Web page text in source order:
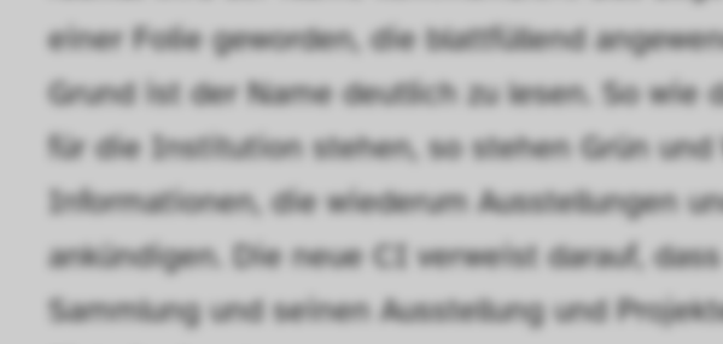
Statistik
Diese Cookies helfen uns zu
ausgewertet werden.
einer Folie geworden, die blattfüllend
Grund ist der Name deutlich zu lesen. So wie
für die Institution stehen, so stehen Grün
Informationen, die wiederum Ausstellungen
ankündigen. Die neue CI verweist darauf,
Sammlung und seinen Ausstellung und